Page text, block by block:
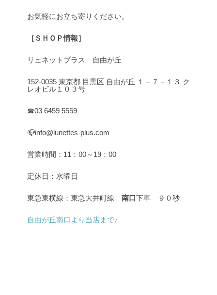
お気軽にお立ち寄りください。
［ＳＨＯＰ情報］
リュネットプラス 自由が丘
152-0035 東京都 目黒区 自由が丘 １－７－１３ ク
レオビル１０３号
☎03 6459 5559
📪info@lunettes-plus.com
営業時間：11：00～19：00
定休日：水曜日
東急東横線：東急大井町線 南口下車 ９０秒
自由が丘南口より当店まで♪